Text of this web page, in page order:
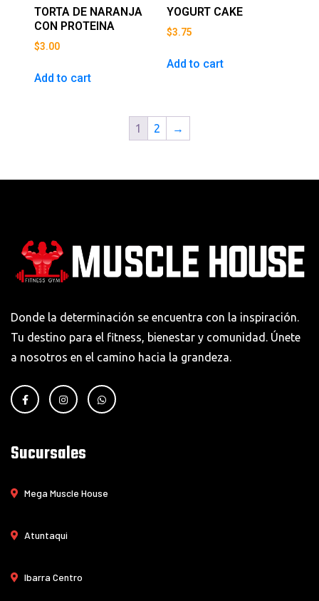
TORTA DE NARANJA
CON PROTEINA
$3.00
Add to cart
YOGURT CAKE
$3.75
Add to cart
1 2 →
Donde la determinación se encuentra con la inspiración.
Tu destino para el fitness, bienestar y comunidad. Únete
a nosotros en el camino hacia la grandeza.
Sucursales
Mega Muscle House
Atuntaqui
Ibarra Centro